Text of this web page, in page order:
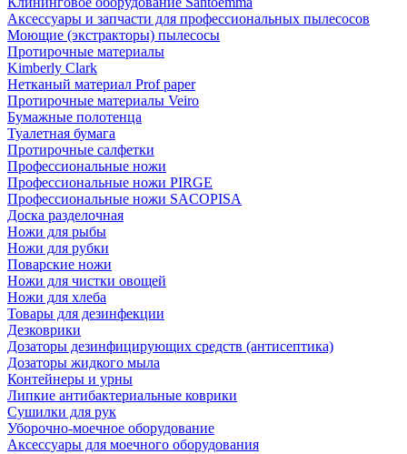
Аксессуары и запчасти для профессиональных пылесосов
Моющие (экстракторы) пылесосы
Протирочные материалы
Kimberly Clark
Нетканый материал Prof paper
Протирочные материалы Veiro
Бумажные полотенца
Туалетная бумага
Протирочные салфетки
Профессиональные ножи
Профессиональные ножи PIRGE
Профессиональные ножи SACOPISA
Доска разделочная
Ножи для рыбы
Ножи для рубки
Поварские ножи
Ножи для чистки овощей
Ножи для хлеба
Товары для дезинфекции
Дезковрики
Дозаторы дезинфицирующих средств (антисептика)
Дозаторы жидкого мыла
Контейнеры и урны
Липкие антибактериальные коврики
Сушилки для рук
Уборочно-моечное оборудование
Аксессуары для моечного оборудования